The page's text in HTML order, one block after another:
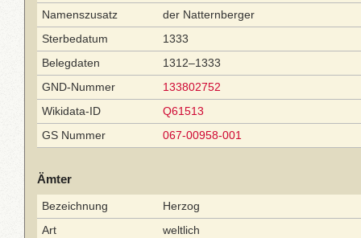
Namenszusatz
der Natternberger
Sterbedatum
1333
Belegdaten
1312–1333
GND-Nummer
133802752
Wikidata-ID
Q61513
GS Nummer
067-00958-001
Ämter
Bezeichnung
Herzog
Art
weltlich